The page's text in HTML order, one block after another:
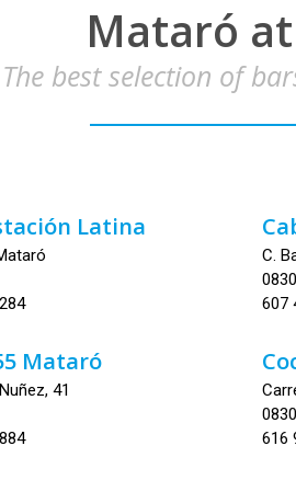
Mataró
The best selection of
Latina
C.
607
Mataró
41
616